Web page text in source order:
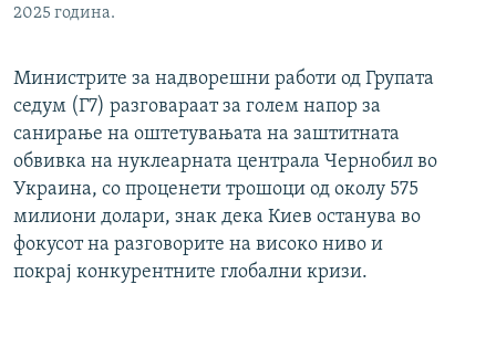
2025 година.
Министрите за надворешни работи од Групата
седум (Г7) разговараат за голем напор за
санирање на оштетувањата на заштитната
обвивка на нуклеарната централа Чернобил во
Украина, со проценети трошоци од околу 575
милиони долари, знак дека Киев останува во
фокусот на разговорите на високо ниво и
покрај конкурентните глобални кризи.